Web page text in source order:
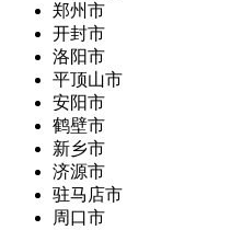
郑州市
开封市
洛阳市
平顶山市
安阳市
鹤壁市
新乡市
济源市
驻马店市
周口市